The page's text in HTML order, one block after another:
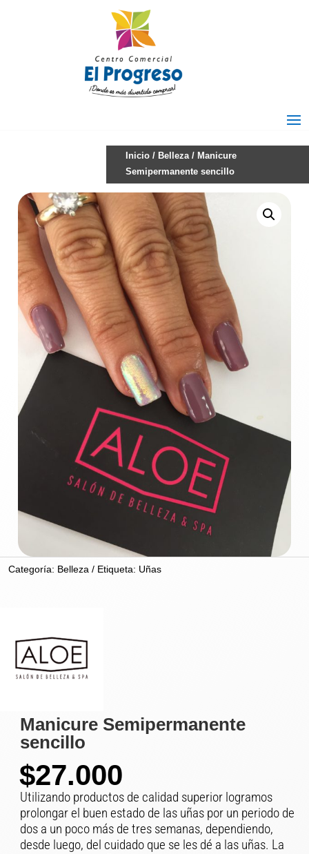
Inicio / Belleza / Manicure
Semipermanente sencillo
Categoría: Belleza Etiqueta: Uñas
Manicure Semipermanente
sencillo
$27.000
Utilizando productos de calidad superior logramos
prolongar el buen estado de las uñas por un periodo de
dos a un poco más de tres semanas, dependiendo,
desde luego, del cuidado que se les dé a las uñas. La